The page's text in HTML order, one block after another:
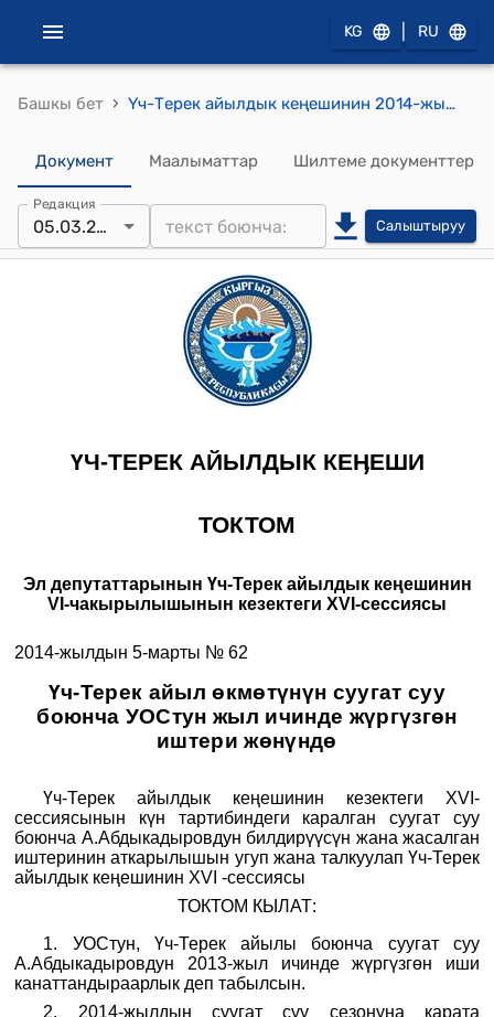
KG RU
Башкы бет › Үч-Терек айылдык кеңешинин 2014-жылдын 5-мартындагы № 62 "Үч-Терек айыл өкмөтүнүн суугат суу боюнча УОСтун жыл ичинде жүргүзгөн иштери жөнүндө" токтому
Документ Маалыматтар Шилтеме документтер
Редакция
05.03.2014 Салыштыруу